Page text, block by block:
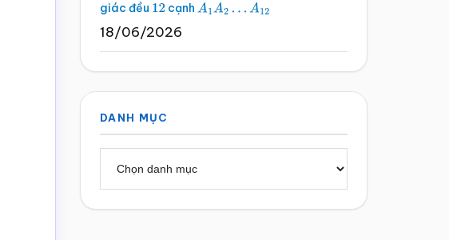
giác đều 12 cạnh A1A2…A 12
18/06/2026
DANH MỤC